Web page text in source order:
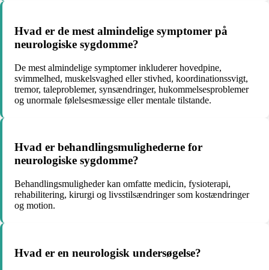
Hvad er de mest almindelige symptomer på
neurologiske sygdomme?
De mest almindelige symptomer inkluderer hovedpine,
svimmelhed, muskelsvaghed eller stivhed, koordinationssvigt,
tremor, taleproblemer, synsændringer, hukommelsesproblemer
og unormale følelsesmæssige eller mentale tilstande.
Hvad er behandlingsmulighederne for
neurologiske sygdomme?
Behandlingsmuligheder kan omfatte medicin, fysioterapi,
rehabilitering, kirurgi og livsstilsændringer som kostændringer
og motion.
Hvad er en neurologisk undersøgelse?